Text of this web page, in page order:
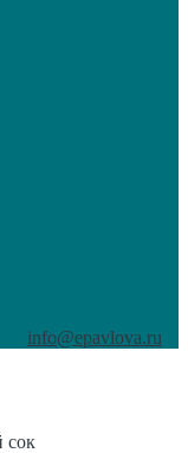
info@epavlova.ru
сок